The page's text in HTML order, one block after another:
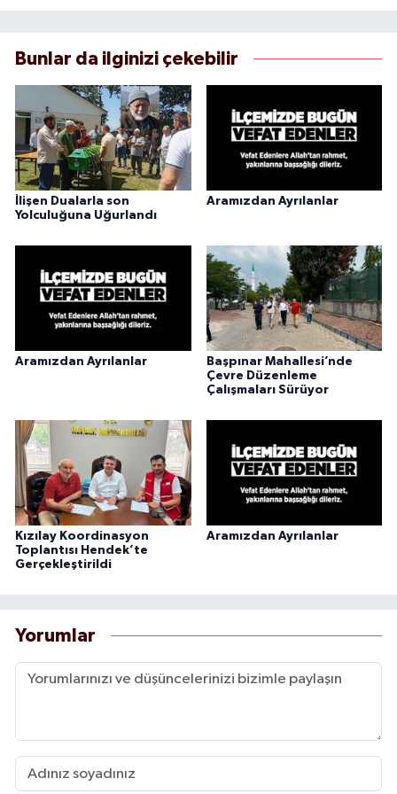
Bunlar da ilginizi çekebilir
İlişen Dualarla son
Yolculuğuna Uğurlandı
Aramızdan Ayrılanlar
Aramızdan Ayrılanlar
Başpınar Mahallesi’nde
Çevre Düzenleme
Çalışmaları Sürüyor
Kızılay Koordinasyon
Toplantısı Hendek’te
Gerçekleştirildi
Aramızdan Ayrılanlar
Yorumlar